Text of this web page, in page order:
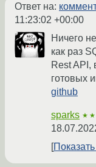
Ответ на:
11:23:02 +00:00
Ничего
как раз
Rest API,
готовых
github
sparks
Показать